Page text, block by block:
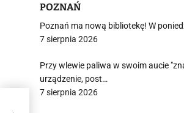
POZNAŃ
Poznań ma nową bibliotekę! W
7 sierpnia 2026
Przy wlewie paliwa w swoim aucie
urządzenie, post…
7 sierpnia 2026